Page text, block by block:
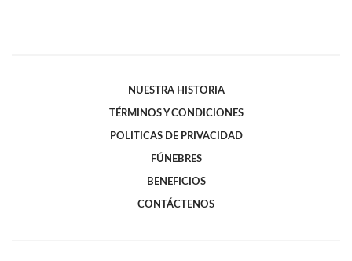
NUESTRA HISTORIA
TÉRMINOS Y CONDICIONES
POLITICAS DE PRIVACIDAD
FÚNEBRES
BENEFICIOS
CONTÁCTENOS